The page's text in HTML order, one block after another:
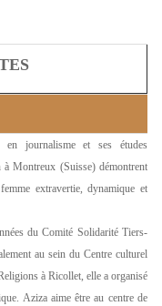
journalisme et ses études
à Montreux (Suisse) démontrent
extravertie, dynamique et
du Comité Solidarité Tiers-
au sein du Centre culturel
à Ricollet, elle a organisé
Aziza aime être au centre de